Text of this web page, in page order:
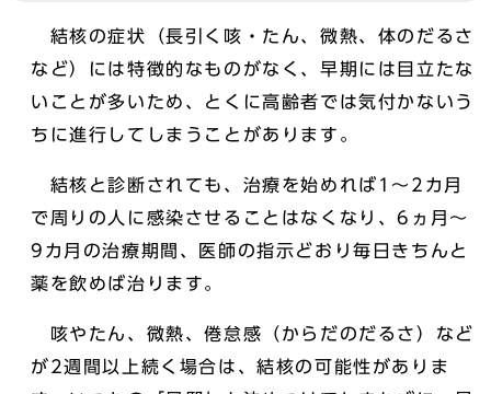
結核の症状（長引く咳・たん、微熱、体のだるさ
など）には特徴的なものがなく、早期には目立たな
いことが多いため、とくに高齢者では気付かないう
ちに進行してしまうことがあります。
結核と診断されても、治療を始めれば1～2カ月
で周りの人に感染させることはなくなり、6ヵ月～
9カ月の治療期間、医師の指示どおり毎日きちんと
薬を飲めば治ります。
咳やたん、微熱、倦怠感（からだのだるさ）など
が2週間以上続く場合は、結核の可能性がありま